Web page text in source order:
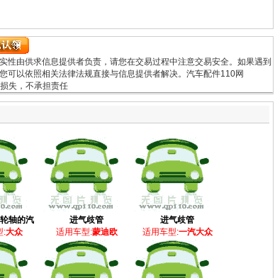
性由供求信息提供者负责，请您在交易过程中注意交易安全。如果遇到
可以依照相关法律法规直接与信息提供者解决。汽车配件110网
失，不承担责任
轴的汽
:大众
进气歧管
适用车型:蒙迪欧
进气歧管
适用车型:一汽大众